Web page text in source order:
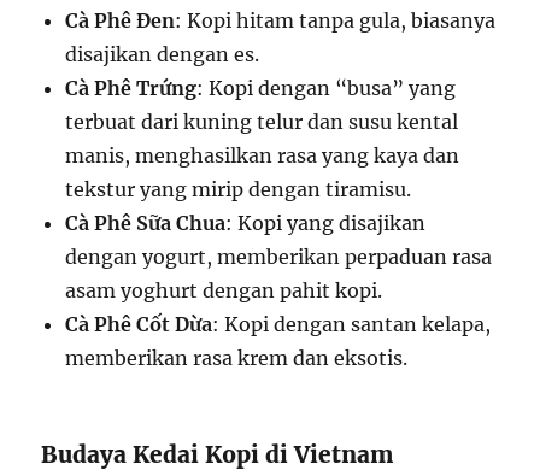
Cà Phê Đen: Kopi hitam tanpa gula, biasanya
disajikan dengan es.
Cà Phê Trứng: Kopi dengan “busa” yang
terbuat dari kuning telur dan susu kental
manis, menghasilkan rasa yang kaya dan
tekstur yang mirip dengan tiramisu.
Cà Phê Sữa Chua: Kopi yang disajikan
dengan yogurt, memberikan perpaduan rasa
asam yoghurt dengan pahit kopi.
Cà Phê Cốt Dừa: Kopi dengan santan kelapa,
memberikan rasa krem dan eksotis.
Budaya Kedai Kopi di Vietnam